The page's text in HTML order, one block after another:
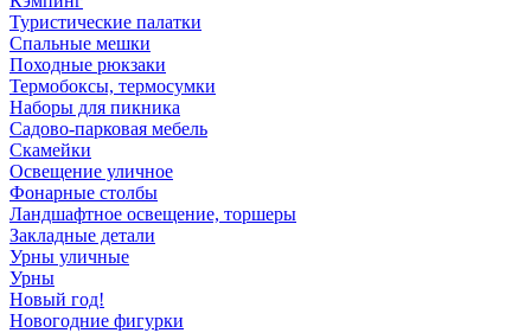
Туристические палатки
Спальные мешки
Походные рюкзаки
Термобоксы, термосумки
Наборы для пикника
Садово-парковая мебель
Скамейки
Освещение уличное
Фонарные столбы
Ландшафтное освещение, торшеры
Закладные детали
Урны уличные
Урны
Новый год!
Новогодние фигурки